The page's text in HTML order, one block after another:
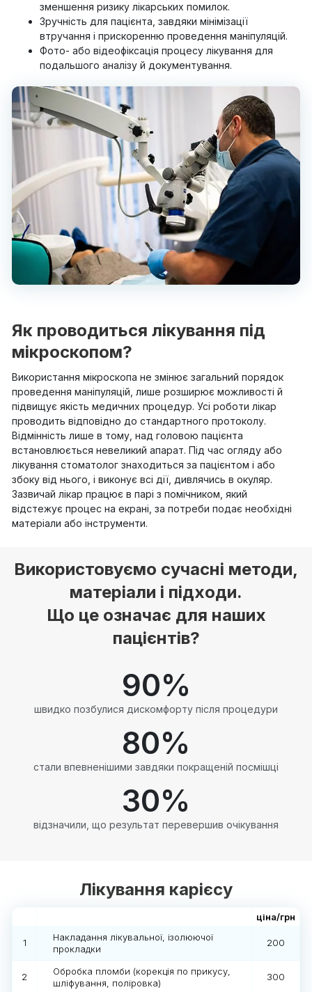
зменшення ризику лікарських помилок.
Зручність для пацієнта, завдяки мінімізації
втручання і прискоренню проведення маніпуляцій.
Фото- або відеофіксація процесу лікування для
подальшого аналізу й документування.
Як проводиться лікування під
мікроскопом?
Використання мікроскопа не змінює загальний порядок
проведення маніпуляцій, лише розширює можливості й
підвищує якість медичних процедур. Усі роботи лікар
проводить відповідно до стандартного протоколу.
Відмінність лише в тому, над головою пацієнта
встановлюється невеликий апарат. Під час огляду або
лікування стоматолог знаходиться за пацієнтом і або
збоку від нього, і виконує всі дії, дивлячись в окуляр.
Зазвичай лікар працює в парі з помічником, який
відстежує процес на екрані, за потреби подає необхідні
матеріали або інструменти.
Використовуємо сучасні методи,
матеріали і підходи.
Що це означає для наших
пацієнтів?
швидко позбулися дискомфорту після процедури
90%
стали впевненішими завдяки покращеній посмішці
80%
відзначили, що результат перевершив очікування
30%
Лікування карієсу
ціна/грн
1
Накладання лікувальної, ізолюючої
прокладки
200
2
Обробка пломби (корекція по прикусу,
шліфування, поліровка)
300